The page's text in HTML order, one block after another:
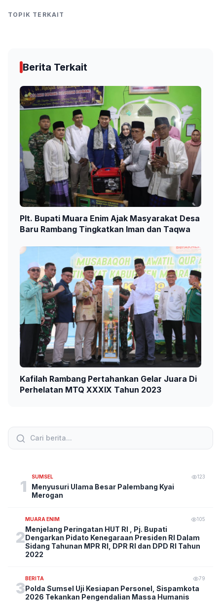
TOPIK TERKAIT
Berita Terkait
Plt. Bupati Muara Enim Ajak Masyarakat Desa
Baru Rambang Tingkatkan Iman dan Taqwa
Kafilah Rambang Pertahankan Gelar Juara Di
Perhelatan MTQ XXXIX Tahun 2023
1
SUMSEL 123
Menyusuri Ulama Besar Palembang Kyai
Merogan
2
MUARA ENIM 105
Menjelang Peringatan HUT RI , Pj. Bupati
Dengarkan Pidato Kenegaraan Presiden RI Dalam
Sidang Tahunan MPR RI, DPR RI dan DPD RI Tahun
2022
3
BERITA 79
Polda Sumsel Uji Kesiapan Personel, Sispamkota
2026 Tekankan Pengendalian Massa Humanis